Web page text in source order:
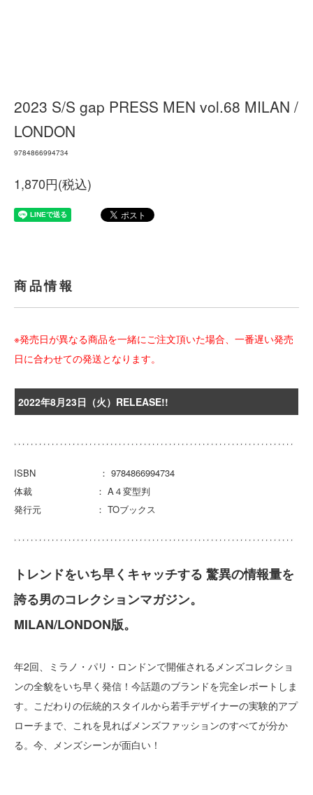
2023 S/S gap PRESS MEN vol.68 MILAN /
LONDON
9784866994734
1,870円(税込)
商品情報
※発売日が異なる商品を一緒にご注文頂いた場合、一番遅い発売
日に合わせての発送となります。
2022年8月23日（火）RELEASE!!
ISBN ： 9784866994734
体裁 ： A４変型判
発行元 ： TOブックス
トレンドをいち早くキャッチする 驚異の情報量を
誇る男のコレクションマガジン。
MILAN/LONDON版。
年2回、ミラノ・パリ・ロンドンで開催されるメンズコレクショ
ンの全貌をいち早く発信！今話題のブランドを完全レポートしま
す。こだわりの伝統的スタイルから若手デザイナーの実験的アプ
ローチまで、これを見ればメンズファッションのすべてが分か
る。今、メンズシーンが面白い！